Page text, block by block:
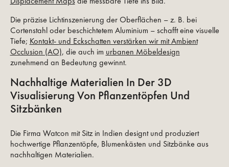
Die präzise Lichtinszenierung der Oberflächen – z. B. bei
Cortenstahl oder beschichtetem Aluminium – schafft eine visuelle
Tiefe; Kontakt- und Eckschatten verstärken wir mit Ambient
Occlusion (AO), die auch im urbanen Möbeldesign
zunehmend an Bedeutung gewinnt.
Nachhaltige Materialien In Der 3D
Visualisierung Von Pflanzentöpfen Und
Sitzbänken
Die Firma Watcon mit Sitz in Indien designt und produziert
hochwertige Pflanzentöpfe, Blumenkästen und Sitzbänke aus
nachhaltigen Materialien.